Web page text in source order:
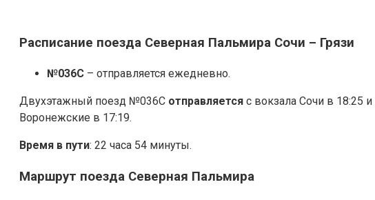
Расписание поезда Северная Пальмира Сочи – Грязи
№036С – отправляется ежедневно.
Двухэтажный поезд №036С отправляется с вокзала Сочи в 18:25 и
Воронежские в 17:19.
Время в пути: 22 часа 54 минуты.
Маршрут поезда Северная Пальмира